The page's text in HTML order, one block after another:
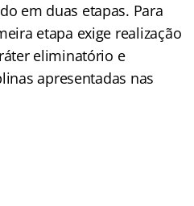
em duas etapas. Para
etapa exige realização
eliminatório e
apresentadas nas